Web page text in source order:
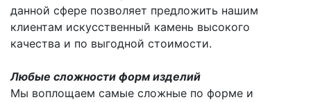
данной сфере позволяет предложить нашим
клиентам искусственный камень высокого
качества и по выгодной стоимости.
Любые сложности форм изделий
Мы воплощаем самые сложные по форме и